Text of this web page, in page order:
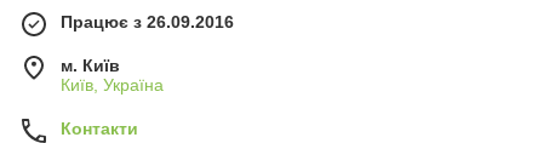
Працює з 26.09.2016
м. Київ
Київ, Україна
Контакти